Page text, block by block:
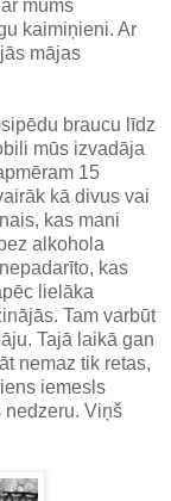
mums
kaimiņieni. Ar
mājas
braucu līdz
mūs izvadāja
15
kā divus vai
kas mani
alkohola
kas
lielāka
Tam varbūt
Tajā laikā gan
nemaz tik retas,
iemesls
nedzeru. Viņš